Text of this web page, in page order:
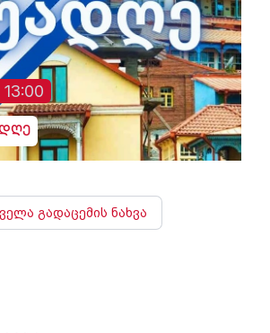
13:00
გადაცემის ნახვა